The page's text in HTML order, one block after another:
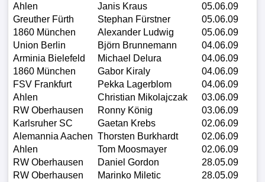
Ahlen
Janis Kraus
05.06.09
Greuther Fürth
Stephan Fürstner
05.06.09
1860 München
Alexander Ludwig
05.06.09
Union Berlin
Björn Brunnemann
04.06.09
Arminia Bielefeld
Michael Delura
04.06.09
1860 München
Gabor Kiraly
04.06.09
FSV Frankfurt
Pekka Lagerblom
04.06.09
Ahlen
Christian Mikolajczak
03.06.09
RW Oberhausen
Ronny König
03.06.09
Karlsruher SC
Gaetan Krebs
02.06.09
Alemannia Aachen Thorsten Burkhardt
02.06.09
Ahlen
Tom Moosmayer
02.06.09
RW Oberhausen
Daniel Gordon
28.05.09
RW Oberhausen
Marinko Miletic
28.05.09